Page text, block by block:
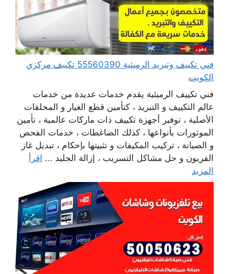
فني تكييف وتبريد الرميثية 55560390 تكييف مركزي
الكويت
فني تكييف الرميثية يقدم خدمات عديدة من خدمات
عالم التكييف و التبريد ، كتأمين قطع الغيار و المحلقات
الأصلية ، توفير أجهزة تكييف ذات ماركات عالمية ، تأمين
الموتورات بأنواعها ، كذلك الضاغطات ، خدمات الفحص
و الصيانة ، تركيب المكيفات و تثبيتها بإحكام ، تبديل غاز
الفريون و حل مشاكل التسريب ، إزالة الجليد ... اقرأ
المزيد